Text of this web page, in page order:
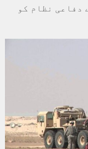
دفاعی نظام کو